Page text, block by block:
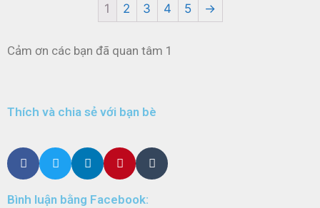
1 2 3 4 5 →
Cảm ơn các bạn đã quan tâm 1
Thích và chia sẻ với bạn bè
Bình luận bằng Facebook: